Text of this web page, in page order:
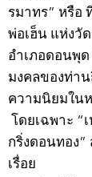
รมาทร” หรือ
พ่อเฮ็น แห่งวั
อำเภอดอนพุ
มงคลของท่าน
ความนิยมใน
โดยเฉพาะ “
กริ่งดอนทอง
เรื่อย